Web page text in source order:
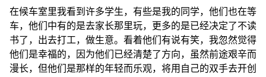
在候车室里我看到许多学生，有些是我的同学，他们也在等
车，他们中有的是去家长那里玩，更多的是已经决定了不读
书了，出去打工，做生意。看着他们有说有笑，我忽然觉得
他们是幸福的，因为他们已经清楚了方向，虽然前途艰辛而
漫长，但他们是那样的年轻而乐观，将用自己的双手去开创